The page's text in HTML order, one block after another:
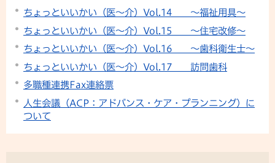
ちょっといいかい（医～介）Vol.14 ～福祉用具～
ちょっといいかい（医～介）Vol.15 ～住宅改修～
ちょっといいかい（医～介）Vol.16 ～歯科衛生士～
ちょっといいかい（医～介）Vol.17 訪問歯科
多職種連携Fax連絡票
人生会議（ACP：アドバンス・ケア・プランニング）に
ついて